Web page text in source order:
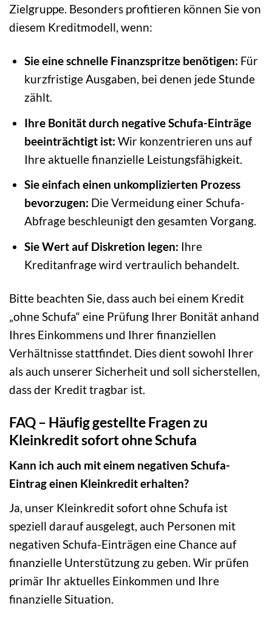
Zielgruppe. Besonders profitieren können Sie von
diesem Kreditmodell, wenn:
Sie eine schnelle Finanzspritze benötigen: Für
kurzfristige Ausgaben, bei denen jede Stunde
zählt.
Ihre Bonität durch negative Schufa-Einträge
beeinträchtigt ist: Wir konzentrieren uns auf
Ihre aktuelle finanzielle Leistungsfähigkeit.
Sie einfach einen unkomplizierten Prozess
bevorzugen: Die Vermeidung einer Schufa-
Abfrage beschleunigt den gesamten Vorgang.
Sie Wert auf Diskretion legen: Ihre
Kreditanfrage wird vertraulich behandelt.
Bitte beachten Sie, dass auch bei einem Kredit
„ohne Schufa“ eine Prüfung Ihrer Bonität anhand
Ihres Einkommens und Ihrer finanziellen
Verhältnisse stattfindet. Dies dient sowohl Ihrer
als auch unserer Sicherheit und soll sicherstellen,
dass der Kredit tragbar ist.
FAQ – Häufig gestellte Fragen zu
Kleinkredit sofort ohne Schufa
Kann ich auch mit einem negativen Schufa-
Eintrag einen Kleinkredit erhalten?
Ja, unser Kleinkredit sofort ohne Schufa ist
speziell darauf ausgelegt, auch Personen mit
negativen Schufa-Einträgen eine Chance auf
finanzielle Unterstützung zu geben. Wir prüfen
primär Ihr aktuelles Einkommen und Ihre
finanzielle Situation.